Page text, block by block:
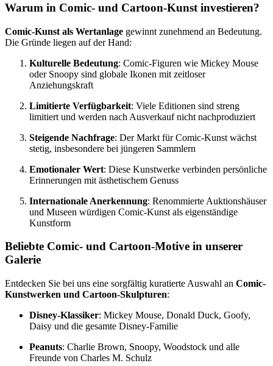
Warum in Comic- und Cartoon-Kunst investieren?
Comic-Kunst als Wertanlage gewinnt zunehmend an Bedeutung.
Die Gründe liegen auf der Hand:
Kulturelle Bedeutung: Comic-Figuren wie Mickey Mouse
oder Snoopy sind globale Ikonen mit zeitloser
Anziehungskraft
Limitierte Verfügbarkeit: Viele Editionen sind streng
limitiert und werden nach Ausverkauf nicht nachproduziert
Steigende Nachfrage: Der Markt für Comic-Kunst wächst
stetig, insbesondere bei jüngeren Sammlern
Emotionaler Wert: Diese Kunstwerke verbinden persönliche
Erinnerungen mit ästhetischem Genuss
Internationale Anerkennung: Renommierte Auktionshäuser
und Museen würdigen Comic-Kunst als eigenständige
Kunstform
Beliebte Comic- und Cartoon-Motive in unserer
Galerie
Entdecken Sie bei uns eine sorgfältig kuratierte Auswahl an Comic-
Kunstwerken und Cartoon-Skulpturen:
Disney-Klassiker: Mickey Mouse, Donald Duck, Goofy,
Daisy und die gesamte Disney-Familie
Peanuts: Charlie Brown, Snoopy, Woodstock und alle
Freunde von Charles M. Schulz